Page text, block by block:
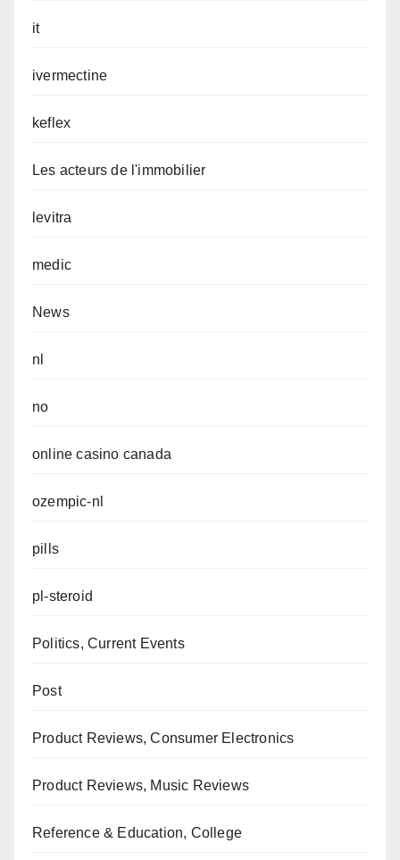
it
ivermectine
keflex
Les acteurs de l'immobilier
levitra
medic
News
nl
no
online casino canada
ozempic-nl
pills
pl-steroid
Politics, Current Events
Post
Product Reviews, Consumer Electronics
Product Reviews, Music Reviews
Reference & Education, College